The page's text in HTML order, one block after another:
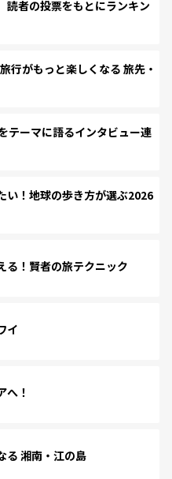
者の投票をもとにランキン
がもっと楽しくなる 旅先・
テーマに語るインタビュー連
い！地球の歩き方が選ぶ2026
る！賢者の旅テクニック
イ
へ！
る 湘南・江の島